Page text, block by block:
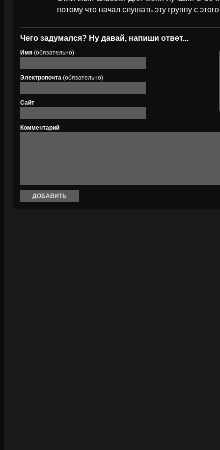
потому что начал слушать эту группу с
Чего задумался? Ну давай, напиши ответ...
Имя (обязательно)
Электропочта (обязательно)
Сайт
Комментарий